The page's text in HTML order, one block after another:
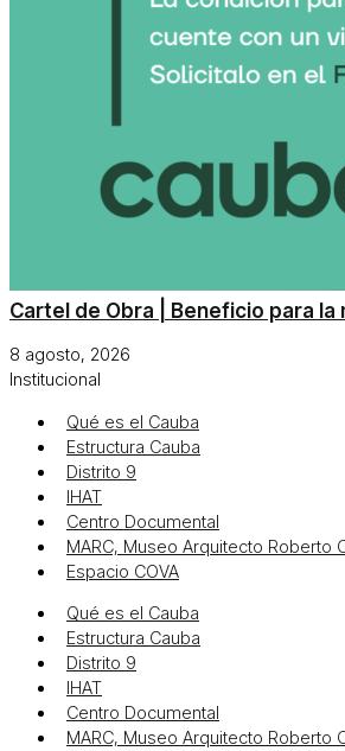
Cartel de Obra | Beneficio para la
8 agosto, 2026
Institucional
Qué es el Cauba
Estructura Cauba
Distrito 9
IHAT
Centro Documental
MARC, Museo Arquitecto Roberto
Espacio COVA
Qué es el Cauba
Estructura Cauba
Distrito 9
IHAT
Centro Documental
MARC, Museo Arquitecto Roberto